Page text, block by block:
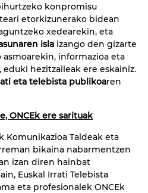
konpromisu
etorkizunerako bidean
xedearekin, eta
isla izango den gizarte
informazioa eta
hezitzaileak ere eskainiz.
eta telebista publikoaren
ONCEk ere sarituak
Komunikazioa Taldeak eta
bikaina nabarmentzen
izan diren hainbat
Euskal Irrati Telebista
eta profesionalek ONCEk